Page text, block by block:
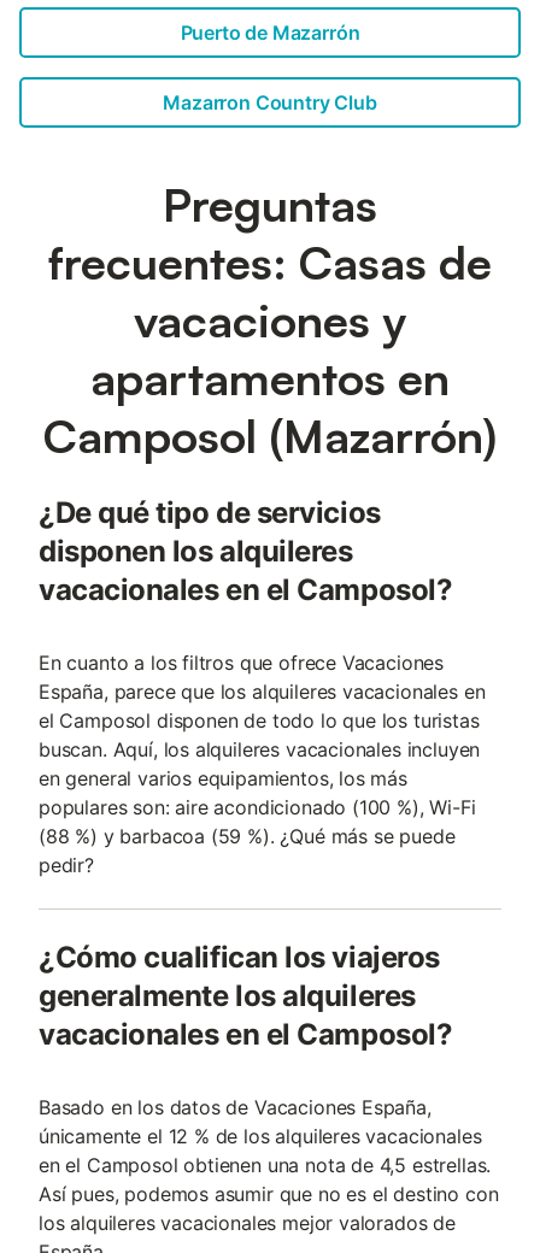
Puerto de Mazarrón
Mazarron Country Club
Preguntas
frecuentes: Casas de
vacaciones y
apartamentos en
Camposol (Mazarrón)
¿De qué tipo de servicios
disponen los alquileres
vacacionales en el Camposol?
En cuanto a los filtros que ofrece Vacaciones
España, parece que los alquileres vacacionales en
el Camposol disponen de todo lo que los turistas
buscan. Aquí, los alquileres vacacionales incluyen
en general varios equipamientos, los más
populares son: aire acondicionado (100 %), Wi-Fi
(88 %) y barbacoa (59 %). ¿Qué más se puede
pedir?
¿Cómo cualifican los viajeros
generalmente los alquileres
vacacionales en el Camposol?
Basado en los datos de Vacaciones España,
únicamente el 12 % de los alquileres vacacionales
en el Camposol obtienen una nota de 4,5 estrellas.
Así pues, podemos asumir que no es el destino con
los alquileres vacacionales mejor valorados de